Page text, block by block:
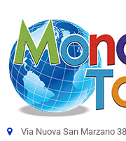
Via Nuova San Marzano 38